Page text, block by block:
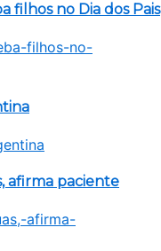
filhos no Dia dos Pais
afirma paciente